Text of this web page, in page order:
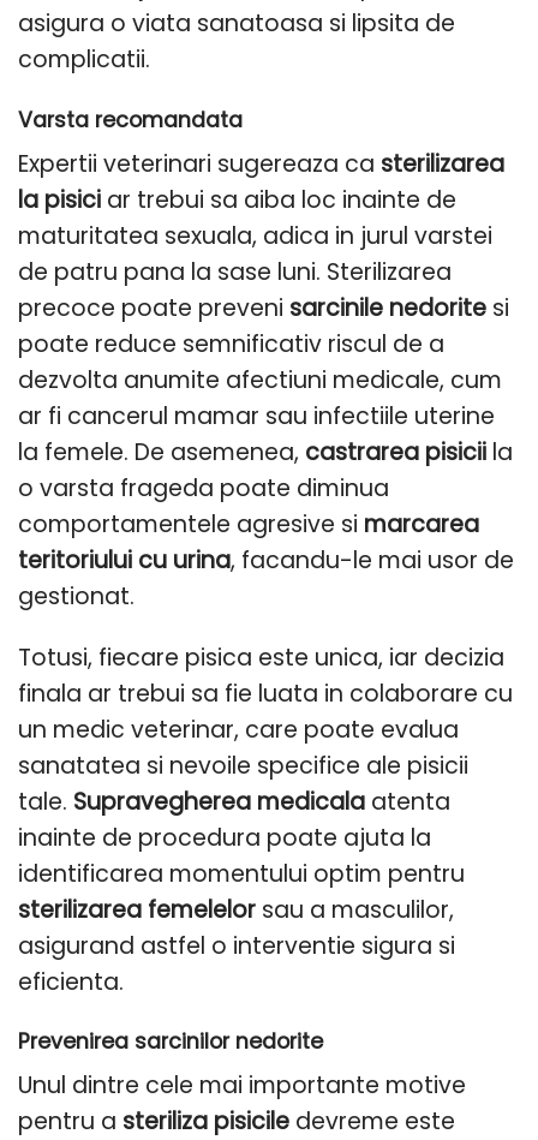
asigura o viata sanatoasa si lipsita de
complicatii.
Varsta recomandata
Expertii veterinari sugereaza ca sterilizarea
la pisici ar trebui sa aiba loc inainte de
maturitatea sexuala, adica in jurul varstei
de patru pana la sase luni. Sterilizarea
precoce poate preveni sarcinile nedorite si
poate reduce semnificativ riscul de a
dezvolta anumite afectiuni medicale, cum
ar fi cancerul mamar sau infectiile uterine
la femele. De asemenea, castrarea pisicii la
o varsta frageda poate diminua
comportamentele agresive si marcarea
teritoriului cu urina, facandu-le mai usor de
gestionat.
Totusi, fiecare pisica este unica, iar decizia
finala ar trebui sa fie luata in colaborare cu
un medic veterinar, care poate evalua
sanatatea si nevoile specifice ale pisicii
tale. Supravegherea medicala atenta
inainte de procedura poate ajuta la
identificarea momentului optim pentru
sterilizarea femelelor sau a masculilor,
asigurand astfel o interventie sigura si
eficienta.
Prevenirea sarcinilor nedorite
Unul dintre cele mai importante motive
pentru a steriliza pisicile devreme este